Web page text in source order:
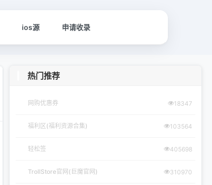
ios源 申请收录
热门推荐
网购优惠券 18347
福利区(福利资源合集) 103564
轻松签 405698
TrollStore官网(巨魔官网) 310970